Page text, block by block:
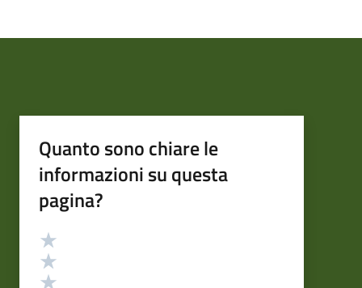
Quanto sono chiare le
informazioni su questa
pagina?
Valutazione